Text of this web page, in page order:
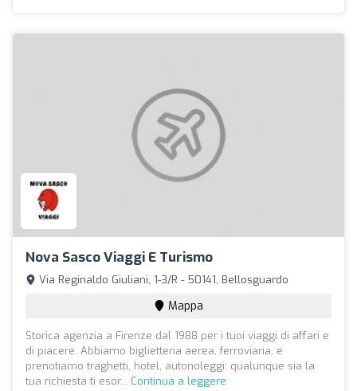
Nova Sasco Viaggi E Turismo
Via Reginaldo Giuliani, 1-3/R - 50141, Bellosguardo
Mappa
Storica agenzia a Firenze dal 1988 per i tuoi viaggi di affari e
di piacere. Abbiamo biglietteria aerea, ferroviaria, e
prenotiamo traghetti, hotel, autonoleggi: qualunque sia la
tua richiesta ti esor... Continua a leggere